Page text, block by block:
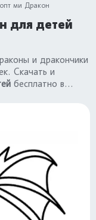
ми Дракон
для детей
и дракончики
Скачать и
бесплатно в